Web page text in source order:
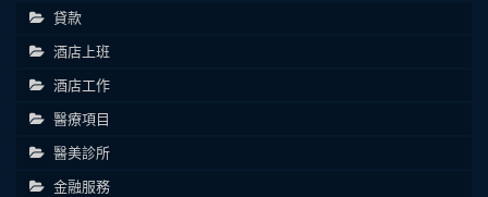
貸款
酒店上班
酒店工作
醫療項目
醫美診所
金融服務